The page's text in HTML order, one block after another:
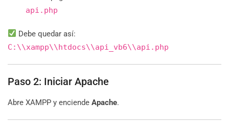
api.php
Debe quedar así:
C:\\xampp\\htdocs\\api_vb6\\api.php
Paso 2: Iniciar Apache
Abre XAMPP y enciende Apache.